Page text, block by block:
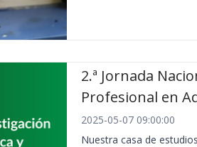
2.ª Jornada
Profesional en
2025-05-07 09:00:00
Nuestra casa de